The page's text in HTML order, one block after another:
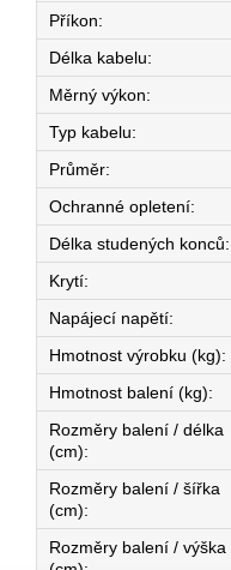
Příkon:
Délka kabelu:
Měrný výkon:
Typ kabelu:
Průměr:
Ochranné opletení:
Délka studených konců:
Krytí:
Napájecí napětí:
Hmotnost výrobku (kg):
Hmotnost balení (kg):
Rozměry balení / délka
(cm):
Rozměry balení / šířka
(cm):
Rozměry balení / výška